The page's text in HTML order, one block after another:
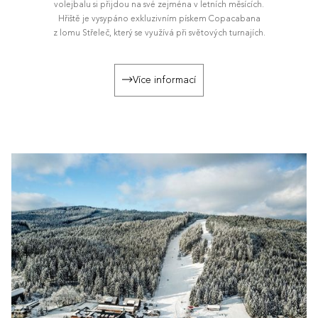
volejbalu si přijdou na své zejména v letních měsících.
Hřiště je vysypáno exkluzivním pískem Copacabana
z lomu Střeleč, který se využívá při světových turnajích.
Více informací